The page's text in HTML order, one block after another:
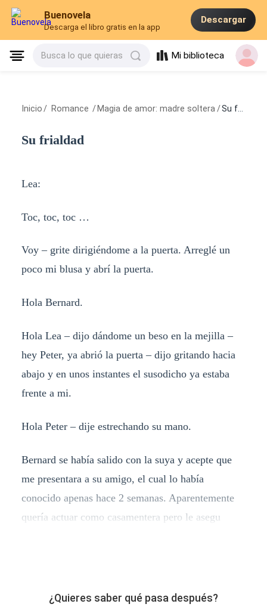
Buenovela
Descarga el libro gratis en la app
Descargar
Busca lo que quieras Mi biblioteca
Inicio / Romance / Magia de amor: madre soltera /Su frialdad
Su frialdad
Lea:
Toc, toc, toc …
Voy – grite dirigiéndome a la puerta. Arreglé un
poco mi blusa y abrí la puerta.
Hola Bernard.
Hola Lea – dijo dándome un beso en la mejilla –
hey Peter, ya abrió la puerta – dijo gritando hacia
abajo y en unos instantes el susodicho ya estaba
frente a mi.
Hola Peter – dije estrechando su mano.
Bernard se había salido con la suya y acepte que
me presentara a su amigo, el cual lo había
conocido apenas hace 2 semanas. Aparentemente
quería actuar como casamentera pero le asegu
¿Quieres saber qué pasa después?